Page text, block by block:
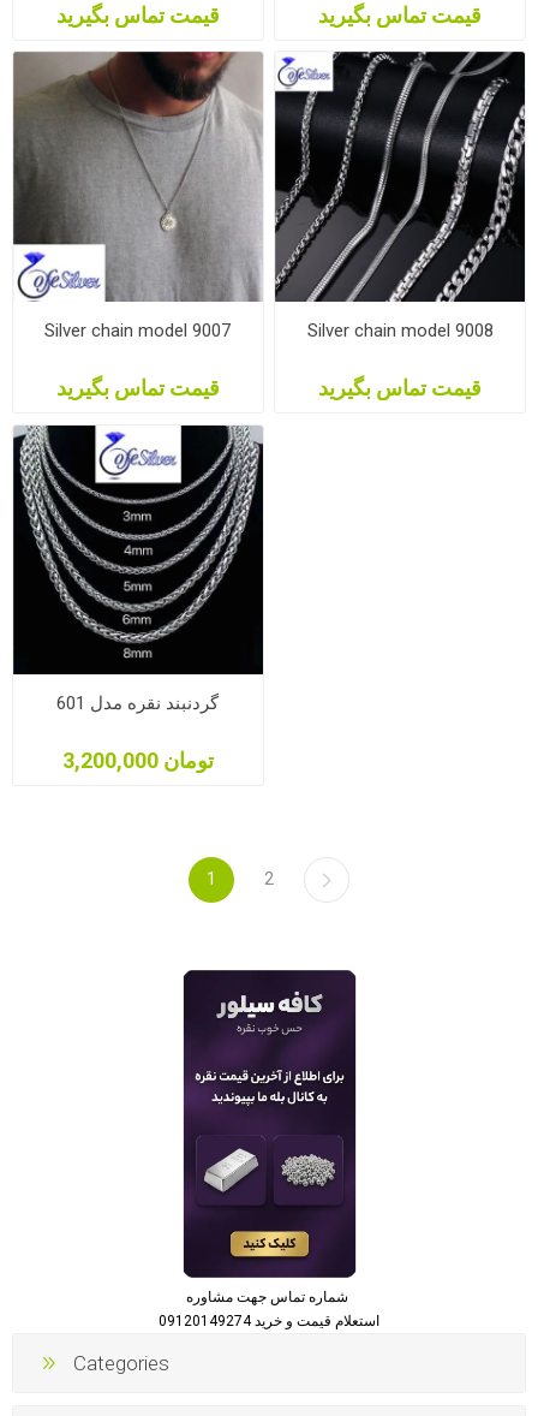
قیمت تماس بگیرید قیمت تماس بگیرید
Silver chain model 9007
قیمت تماس بگیرید
Silver chain model 9008
قیمت تماس بگیرید
گردنبند نقره مدل 601
3,200,000 تومان
1 2
استعلام قیمت و خرید 09120149274
Categories